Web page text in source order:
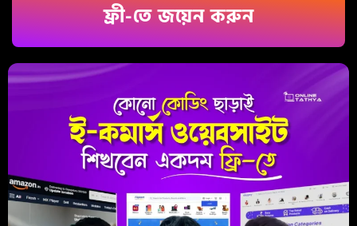
ফ্রী-তে জয়েন করুন